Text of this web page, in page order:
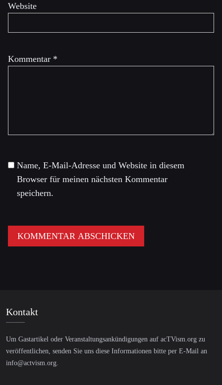
Kommentar *
Website
Name, E-Mail-Adresse und Website in diesem
Browser für meinen nächsten Kommentar
speichern.
Kontakt
Um Gastartikel oder Veranstaltungsankündigungen auf acTVism.org zu
veröffentlichen, senden Sie uns diese Informationen bitte per E-Mail an
info@actvism.org.